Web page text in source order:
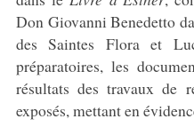
Don Giovanni Benedetto
des Saintes Flora et
préparatoires, les
résultats des travaux de
exposés, mettant en